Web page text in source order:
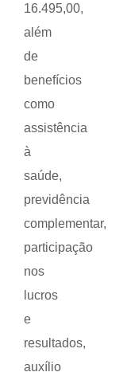
16.495,00,
além
de
benefícios
como
assistência
à
saúde,
previdência
complementar,
participação
nos
lucros
e
resultados,
auxílio